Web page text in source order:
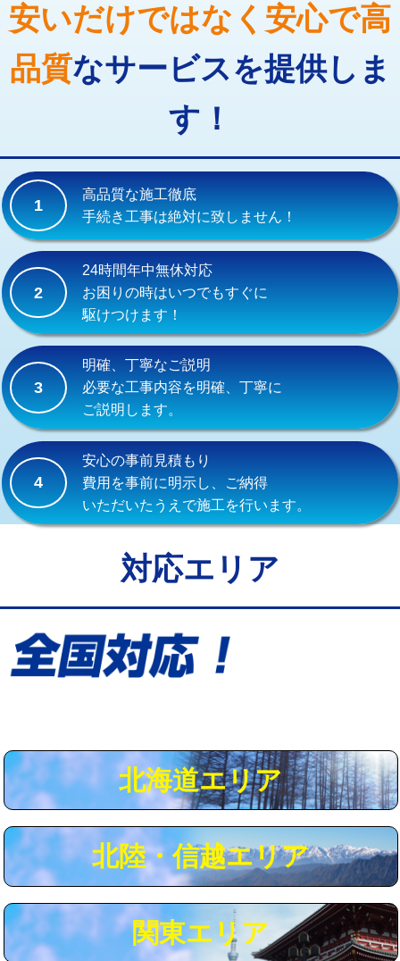
廃棄・処分 現場見積
止水・漏水調査・防水処理・清掃・修
理・調整・分解・加工など（重作業）
33,000円
その他部品の脱着 8,800円～
交換・取付(単水栓（壁付・デッキ
式）)
13,200円+材料費
交換・取付(混合水栓（壁付・デッキ
式・ワンホール）)
16,500円+材料費
交換・取付(排水栓・排水トラップ
（P/S/ポップアップ））
交換・取付（その他部品）
持込商品取付（単水栓）
持込商品取付（混合水栓） 16,500円
持込商品取付（浄水器・分岐水栓） 16,500円
給水管工事※（ホール加工)
給水管工事※（バンド止め) 3,300円
給水管工事※（保温材使用（バンド止
5,500円
給水管工事※（土の掘削・埋め戻し作
業)
用（追加）/3ｍ超え)
給水管工事※（ライニング鋼管・銅
44,000円
給水管工事※（ライニング鋼管・銅
管・ポリ管・HT管使用/3ｍ超え)
+8,800円
マス交換（土の掘削・埋め戻し作業） 11,000円~
マス交換（深さ50㎝未満） 55,000円
安いだけではなく安心で高
品質なサービスを提供しま
す！
1
高品質な施工徹底
手続き工事は絶対に致しません！
2
24時間年中無休対応
お困りの時はいつでもすぐに
駆けつけます！
3
明確、丁寧なご説明
必要な工事内容を明確、丁寧に
ご説明します。
4
安心の事前見積もり
費用を事前に明示し、ご納得
いただいたうえで施工を行います。
対応エリア
北海道エリア
北陸・信越エリア
関東エリア